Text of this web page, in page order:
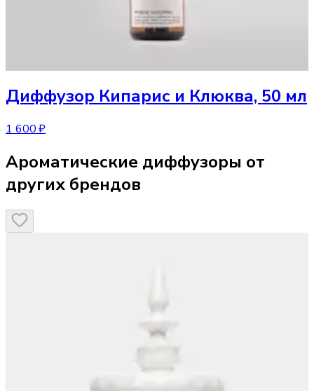
Диффузор Кипарис и Клюква, 50 мл
1 600 ₽
Ароматические диффузоры от
других брендов